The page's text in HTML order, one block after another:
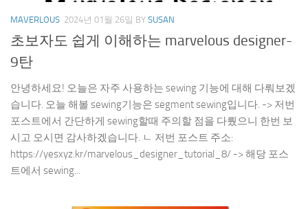
MAVERLOUS 2024년 01월 26일 BY SUSAN
초보자도 쉽게 이해하는 marvelous designer-
9탄
안녕하세요! 오늘은 자주 사용하는 sewing 기능에 대해 다뤄보겠
습니다. 오늘 해볼 sewing기능은 segment sewing입니다. -> 저번
포스트에서 간단하게 sewing할때 주의할 점을 다뤘으니 한번 보
시고 오시면 감사하겠습니다. ㄴ 저번 포스트 주소:
https://yesxyz.kr/marvelous_designer_tutorial_8/ -> 해당 포스
트에서 sewing...